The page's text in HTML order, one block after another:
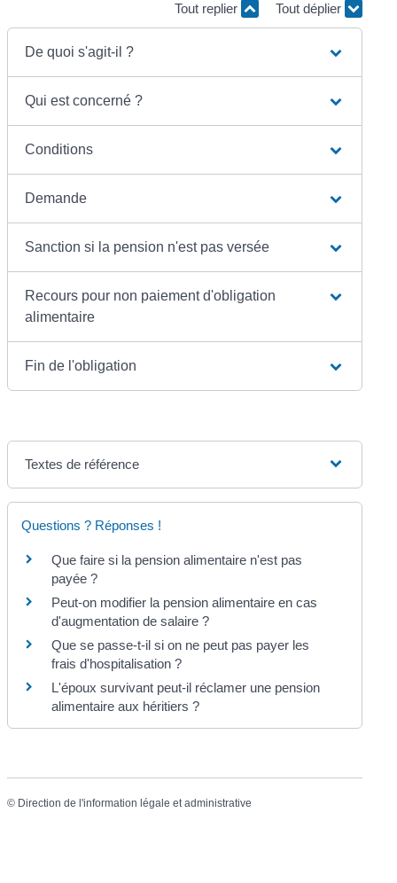
Tout replier Tout déplier
De quoi s'agit-il ?
Qui est concerné ?
Conditions
Demande
Sanction si la pension n'est pas versée
Recours pour non paiement d'obligation
alimentaire
Fin de l'obligation
Textes de référence
Questions ? Réponses !
Que faire si la pension alimentaire n'est pas
payée ?
Peut-on modifier la pension alimentaire en cas
d'augmentation de salaire ?
Que se passe-t-il si on ne peut pas payer les
frais d'hospitalisation ?
L'époux survivant peut-il réclamer une pension
alimentaire aux héritiers ?
© Direction de l'information légale et administrative